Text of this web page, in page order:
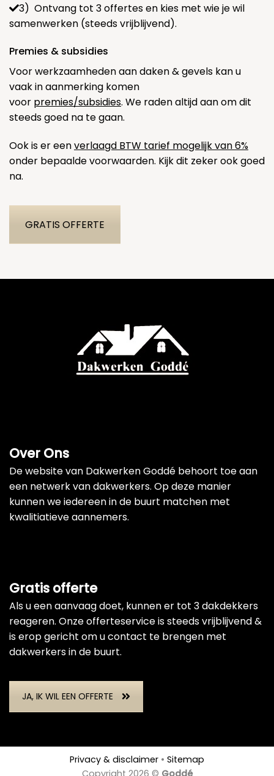
3) Ontvang tot 3 offertes en kies met wie je wil
samenwerken (steeds vrijblijvend).
Premies & subsidies
Voor werkzaamheden aan daken & gevels kan u
vaak in aanmerking komen
voor premies/subsidies. We raden altijd aan om dit
steeds goed na te gaan.
Ook is er eenverlaagd BTW tarief mogelijk van 6%
onder bepaalde voorwaarden. Kijk dit zeker ook goed
na.
GRATIS OFFERTE
Over Ons
De website van Dakwerken Goddé behoort toe aan
een netwerk van dakwerkers. Op deze manier
kunnen we iedereen in de buurt matchen met
kwalitiatieve aannemers.
Gratis offerte
Als u een aanvaag doet, kunnen er tot 3 dakdekkers
reageren. Onze offerteservice is steeds vrijblijvend &
is erop gericht om u contact te brengen met
dakwerkers in de buurt.
JA, IK WIL EEN OFFERTE
Privacy & disclaimer • Sitemap
Copyright 2026 © Goddé